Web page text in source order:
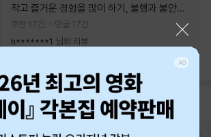
작고 즐거운 경험을 많이 하기, 불행과 불안을
회피하지 말기, 그리고 좋은 사람을 많이 만나
기.
추천 17건
댓글 17건
h*******1 님의 리뷰
내